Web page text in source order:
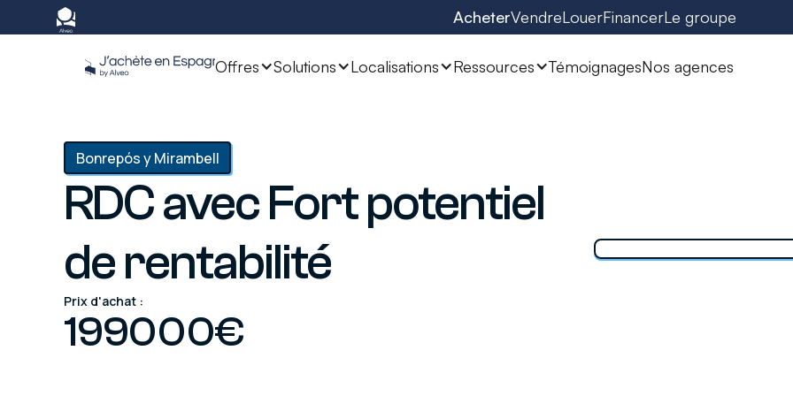
AcheterVendreLouerFinancerLe groupe
Offres Solutions Localisations Ressources TémoignagesNos agences
Bonrepós y Mirambell
RDC avec Fort potentiel
de rentabilité
Prix d'achat :
199000€